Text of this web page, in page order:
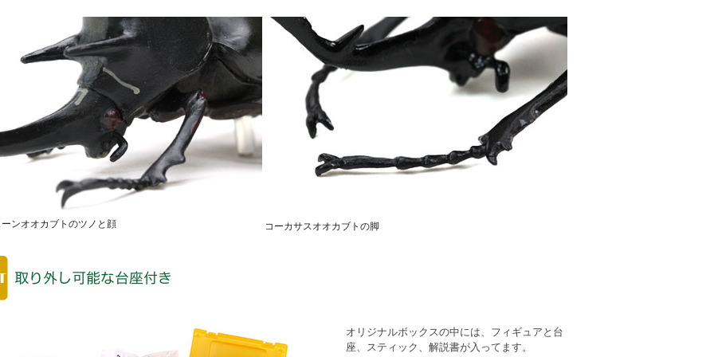
ンオオカブトのツノと顔 コーカサスオオカブトの脚
オリジナルボックスの中には、フィギュアと台
座、スティック、解説書が入ってます。